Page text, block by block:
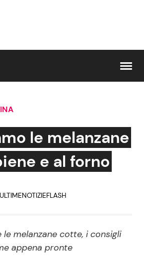
Gossip e TV
Bellezze VIP
Fiction e Serie TV
le melanzane
e al forno
le melanzane cotte, i consigli
appena pronte